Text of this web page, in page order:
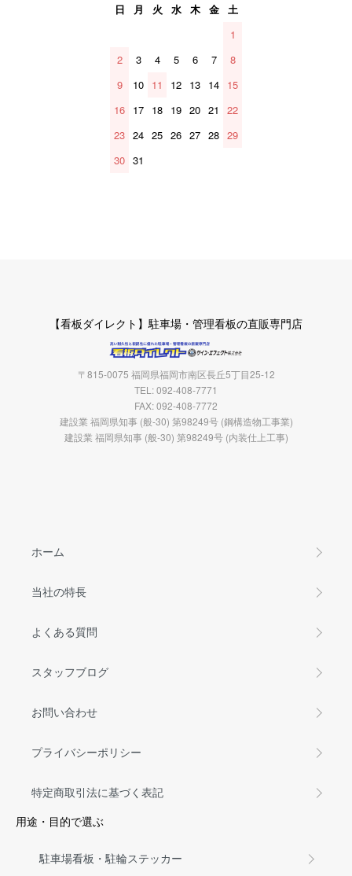
日 月 火 水 木 金
土
1
2
3 4 5 6 7
8
9
10 11 12 13 14 15
16 17 18 19 20 21
22
23 24 25 26 27 28 29
30 31
【看板ダイレクト】駐車場・管理看板の直販専門店
〒815-0075 福岡県福岡市南区長丘5丁目25-12
TEL: 092-408-7771
FAX: 092-408-7772
建設業 福岡県知事 (般-30) 第98249号 (鋼構造物工事業)
建設業 福岡県知事 (般-30) 第98249号 (内装仕上工事)
ホーム
当社の特長
よくある質問
スタッフブログ
お問い合わせ
プライバシーポリシー
特定商取引法に基づく表記
用途・目的で選ぶ
駐車場看板・駐輪ステッカー